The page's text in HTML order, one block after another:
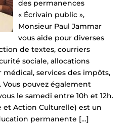
des permanences
« Écrivain public »,
Monsieur Paul Jammar
vous aide pour diverses
de textes, courriers
sociale, allocations
médical, services des impôts,
Vous pouvez également
le samedi entre 10h et 12h.
et Action Culturelle) est un
permanente […]